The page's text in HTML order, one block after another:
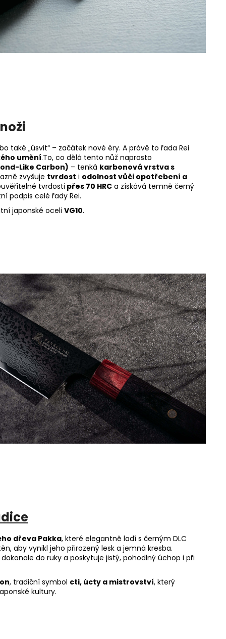
také „úsvit“ – začátek nové éry. A právě to řada Rei
umění.To, co dělá tento nůž naprosto
Like Carbon) – tenká karbonová vrstva s
zvyšuje tvrdost i odolnost vůči opotřebení a
tvrdosti přes 70 HRCa získává temně černý
podpis celé řady Rei.
japonské oceli VG10.
dřeva Pakka, které elegantně ladí s černým DLC
aby vynikl jeho přirozený lesk a jemná kresba.
do ruky a poskytuje jistý, pohodlný úchop i při
, tradiční symbol cti, úcty a mistrovství, který
kultury.